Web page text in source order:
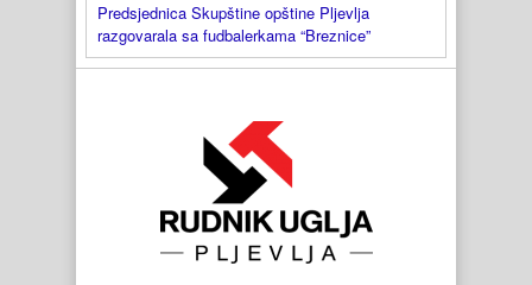
Predsjednica Skupštine opštine Pljevlja
razgovarala sa fudbalerkama “Breznice”